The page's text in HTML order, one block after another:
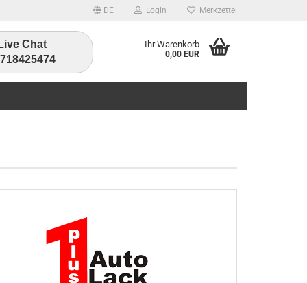
DE Login Merkzettel
Chat
Ihr Warenkorb
0,00 EUR